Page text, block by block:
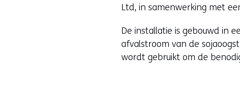
Ltd, in samenwerking met
De installatie is gebouwd in
afvalstroom van de
wordt gebruikt om de